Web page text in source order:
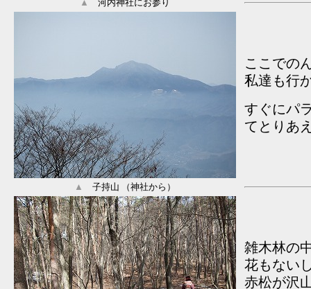
▲ 河内神社にお参り
ここでの
私達も行
すぐにパ
てとりあ
▲ 子持山 （神社から）
雑木林の
花もない
赤松が沢